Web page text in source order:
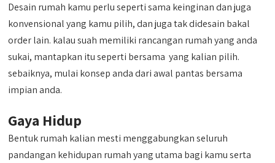
Desain rumah kamu perlu seperti sama keinginan dan juga
konvensional yang kamu pilih, dan juga tak didesain bakal
order lain. kalau suah memiliki rancangan rumah yang anda
sukai, mantapkan itu seperti bersama yang kalian pilih.
sebaiknya, mulai konsep anda dari awal pantas bersama
impian anda.
Gaya Hidup
Bentuk rumah kalian mesti menggabungkan seluruh
pandangan kehidupan rumah yang utama bagi kamu serta